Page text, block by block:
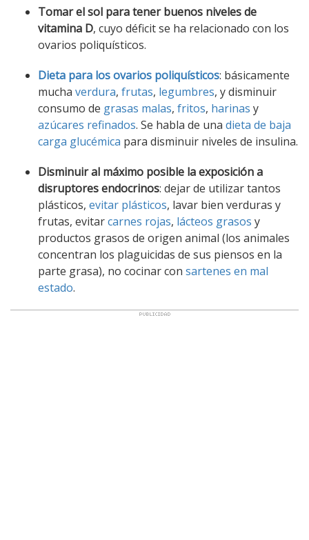
Tomar el sol para tener buenos niveles de
vitamina D, cuyo déficit se ha relacionado con los
ovarios poliquísticos.
Dieta para los ovarios poliquísticos: básicamente
mucha verdura, frutas, legumbres, y disminuir
consumo de grasas malas, fritos, harinas y
azúcares refinados. Se habla de una dieta de baja
carga glucémica para disminuir niveles de insulina.
Disminuir al máximo posible la exposición a
disruptores endocrinos: dejar de utilizar tantos
plásticos, evitar plásticos, lavar bien verduras y
frutas, evitarcarnes rojas, lácteos grasos y
productos grasos de origen animal (los animales
concentran los plaguicidas de sus piensos en la
parte grasa), no cocinar con sartenes en mal
estado.